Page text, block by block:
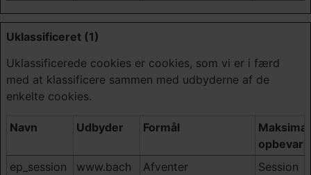
Uklassificeret (1)
Uklassificerede cookies er cookies, som vi er i færd
med at klassificere sammen med udbyderne af de
enkelte cookies.
Navn Udbyder Formål
Maksimal
ep_session
www.bach
Afventer Session